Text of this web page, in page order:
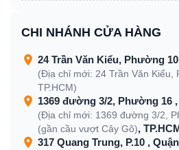
CHI NHÁNH CỬA HÀNG
24 Trần Văn Kiểu, Phường
(Địa chỉ mới: 24 Trần Văn Kiểu,
TP.HCM)
1369 đường 3/2, Phường 16 ,
(Địa chỉ mới: 1369 đường 3/2,
(gần cầu vượt Cây Gõ),
317 Quang Trung, P.10 ,